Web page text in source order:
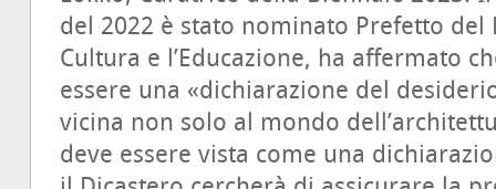
del 2022 è stato nominato Prefetto del
Cultura e l’Educazione, ha affermato
essere una «dichiarazione del
vicina non solo al mondo
deve essere vista come una